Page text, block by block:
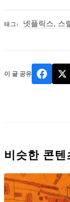
태그: 넷플릭스, 스
이 글 공유
비슷한 콘텐